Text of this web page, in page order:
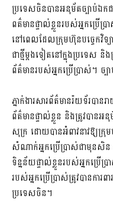
ប្រទេសចិនបានអនុម័តច្បាប់ឯ
ពត៌មានផ្ទាល់ខ្លួនរបស់អ្នកប្រើ
នៅពេលដែលក្រុមហ៊ុនបច្ចេកវិទ្
ជាថ្មីម្ដងទៀតនៅក្នុងប្រទេស
ព័ត៌មានរបស់អ្នកប្រើប្រាស់។ ច្ប
ភ្នាក់ងារសារព័ត៌មានរ៉យទ័របាន
ព័ត៌មានផ្ទាល់ខ្លួន និងត្រូវបាន
សុក្រ ដោយបានអំពាវនាវឱ្យក្
សំណាក់អ្នកប្រើប្រាស់ជាមុន
ទិន្នន័យផ្ទាល់ខ្លួនរបស់អ្នកប្រើ
របស់អ្នកប្រើប្រាស់ត្រូវបានកា
ប្រទេសចិន។